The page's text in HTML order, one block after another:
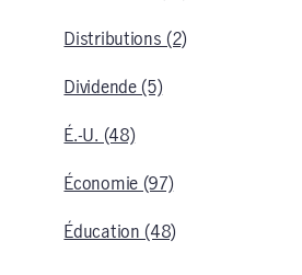
Distributions (2)
Dividende (5)
É.-U. (48)
Économie (97)
Éducation (48)